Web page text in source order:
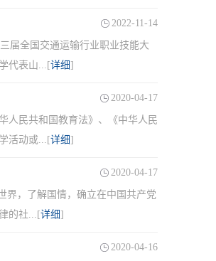
2022-11-14
届全国交通运输行业职业技能大
代表山...[详细]
2020-04-17
民共和国教育法》、《中华人民
活动或...[详细]
2020-04-17
界，了解国情，确立在中国共产党
的社...[详细]
2020-04-16